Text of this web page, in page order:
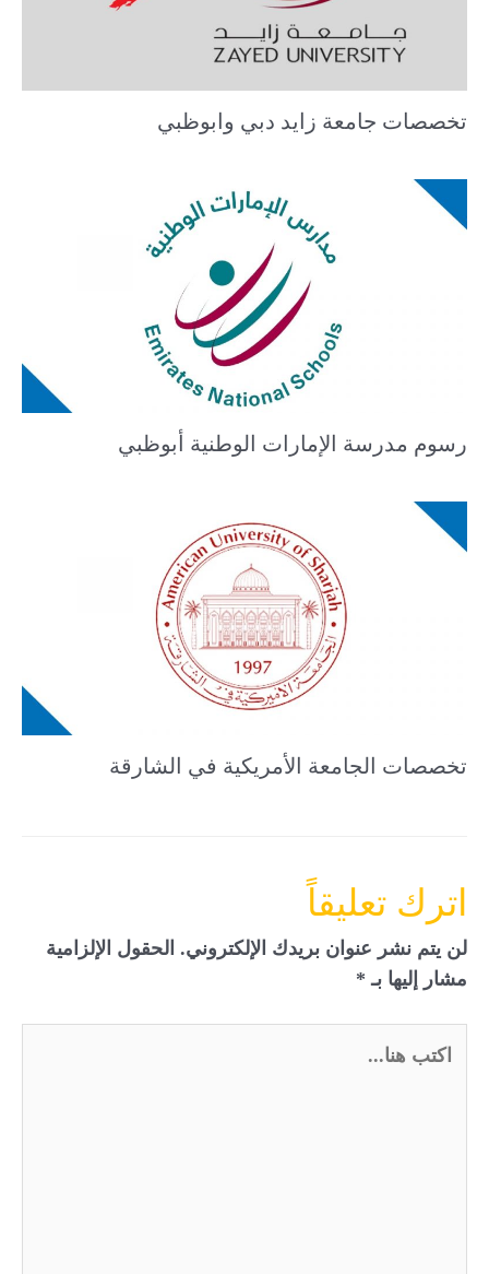
تخصصات جامعة زايد دبي وابوظبي
رسوم مدرسة الإمارات الوطنية أبوظبي
تخصصات الجامعة الأمريكية في الشارقة
اترك تعليقاً
لن يتم نشر عنوان بريدك الإلكتروني. الحقول الإلزامية
مشار إليها بـ *
هنا...